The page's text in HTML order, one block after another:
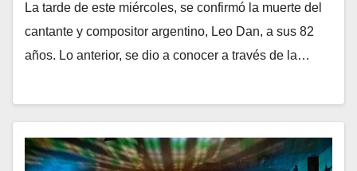
La tarde de este miércoles, se confirmó la muerte del
cantante y compositor argentino, Leo Dan, a sus 82
años. Lo anterior, se dio a conocer a través de la…